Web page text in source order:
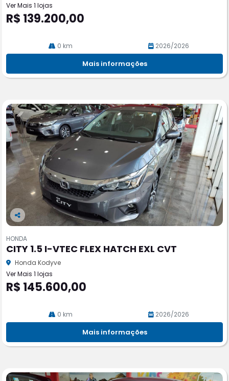
Ver Mais 1 lojas
R$ 139.200,00
0 km 2026/2026
Mais informações
Co
pa
rtil
he
HONDA
CITY 1.5 I-VTEC FLEX HATCH EXL CVT
Honda Kodyve
Ver Mais 1 lojas
R$ 145.600,00
0 km 2026/2026
Mais informações